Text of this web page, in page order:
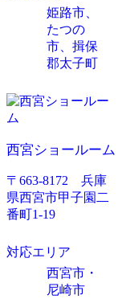
姫路市、
たつの
市、揖保
郡太子町
西宮ショールーム
〒663-8172 兵庫
県西宮市甲子園二
番町1-19
対応エリア
西宮市・
尼崎市